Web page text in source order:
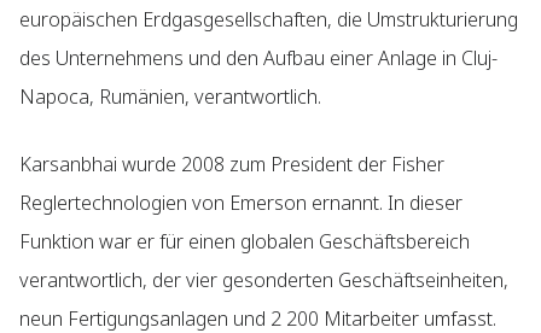
europäischen Erdgasgesellschaften, die Umstrukturierung
des Unternehmens und den Aufbau einer Anlage in Cluj-
Napoca, Rumänien, verantwortlich.
Karsanbhai wurde 2008 zum President der Fisher
Reglertechnologien von Emerson ernannt. In dieser
Funktion war er für einen globalen Geschäftsbereich
verantwortlich, der vier gesonderten Geschäftseinheiten,
neun Fertigungsanlagen und 2 200 Mitarbeiter umfasst.